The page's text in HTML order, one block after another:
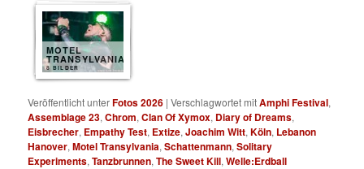
MOTEL
TRANSYLVANIA
8 BILDER
Veröffentlicht unterFotos 2026 |Verschlagwortet mitAmphi Festival,
Assemblage 23,Chrom,Clan Of Xymox, Diary of Dreams,
Eisbrecher, Empathy Test, Extize,Joachim Witt,Köln, Lebanon
Hanover,Motel Transylvania,Schattenmann,Solitary
Experiments,Tanzbrunnen,The Sweet Kill,Welle:Erdball